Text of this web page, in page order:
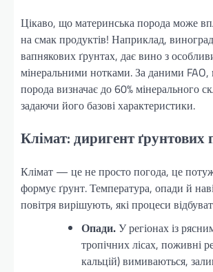
Цікаво, що материнська порода може
на смак продуктів! Наприклад,
вапнякових ґрунтах, дає вино з
мінеральними нотками. За даними FAO,
порода визначає до 60% мінерального
задаючи його базові характеристики.
Клімат: диригент ґрунтових
Клімат — це не просто погода, це
формує ґрунт. Температура, опади й
повітря вирішують, які процеси
Опади.У регіонах із
тропічних лісах, поживні
кальцій) вимиваються,